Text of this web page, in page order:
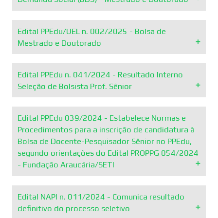
Leer más
Comunica, após a interposição de recursos, o resultado
respectivas modalidades e respeitando a política de ações
afirmativas.
Leer más
Edital PPEdu/UEL n. 002/2025 - Bolsa de
Mestrado e Doutorado
O Programa de Pós-Graduação Stricto Sensu em Educação
comunica a abertura de inscrições para CLASSIFICAÇÃO de
Doutorado.
Leer más
Edital PPEdu n. 041/2024 - Resultado Interno
Seleção de Bolsista Prof. Sênior
Em 30 de outubro de 2024, reuniu-se a Comissão Valiadora
Interna do PPEdu - Edital Bilsa Sênior e o Coordenador do
PPedu para proceder a apreciação das inscrições e
documentações das candidaturas referente ao Edital
PPedu 039/2024 publicado em 09 de outubro de 2024 em
atendimento aoEdital 054/2024 da Pró-Reitoria de Pesquisa
e Pós-Graduação - PROPPG.
Leer más
Edital PPEdu 039/2024 - Estabelece Normas e
Procedimentos para a inscrição de candidatura à
Bolsa de Docente-Pesquisador Sênior no PPEdu,
segundo orientações do Edital PROPPG 054/2024
- Fundação Araucária/SETI
O Programa de Pós-Graduação em Educação (PPEdu) da
Universidade Estadual de Londrina (UEL) convida seus
Edital NAPI n. 011/2024 - Comunica resultado
definitivo do processo seletivo